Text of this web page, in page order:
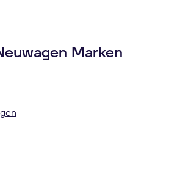
Marken